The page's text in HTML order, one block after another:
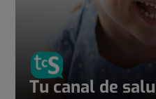
Tu canal de